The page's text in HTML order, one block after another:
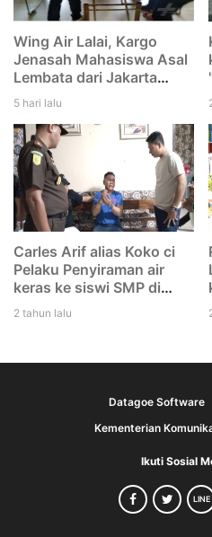
Wing Air Lalai, Kargo
Jenasah Mahasiswa Asal
Lembata dari Jakarta
menuju Larantuka
tertinggal di Bandara
Eltari Kupang
5 hari lalu
Carles Arif alias Koko ci
Pelaku Penyiraman air
keras ke siswi SMP di
Lembata di tangkap Polisi
2 tahun lalu
Datagoe Software
Kementerian
Ikuti Sosial
LINE